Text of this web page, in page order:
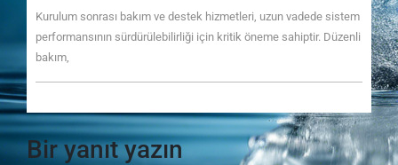
Kurulum sonrası bakım ve destek hizmetleri, uzun vadede sistem
performansının sürdürülebilirliği için kritik öneme sahiptir. Düzenli
bakım,
Bir yanıt yazın